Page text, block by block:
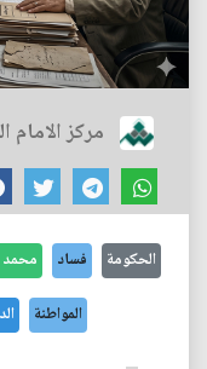
مركز الامام
الحكومة فساد محمد
المواطنة